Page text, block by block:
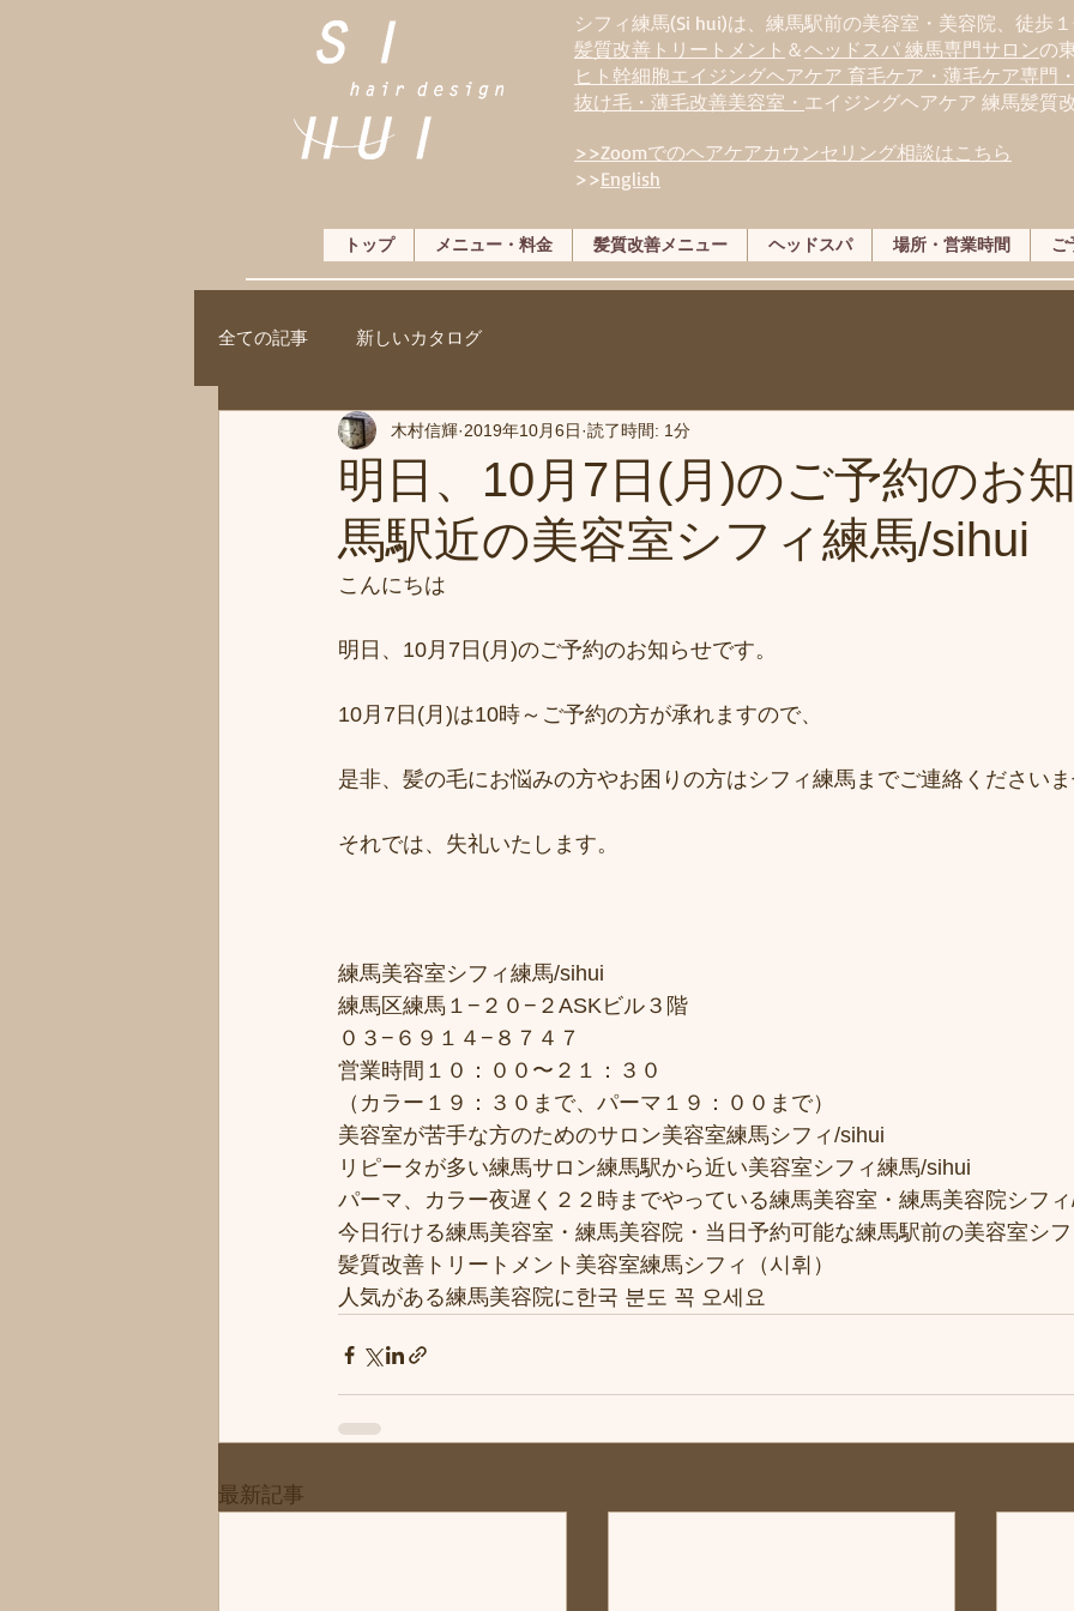
シフィ練馬(Si hui)は、 練馬駅前の美容室・美容院、徒歩
髪質改善トリートメント ＆ヘッドスパ 練馬専門サロンの
ヒト幹細胞エイジングヘアケア 育毛ケア・薄毛ケア専門
抜け毛・薄毛改善美容室・ エイジングヘアケア 練馬髪質
>>Zoomでのヘアケアカウンセリング相談はこちら
>>English
トップ メニュー・料金 髪質改善メニュー ヘッドスパ 場所・営業時間 ご
全ての記事 新しいカタログ
明日、10月7日(月)のご予約のお
馬駅近の美容室シフィ練馬/sihui
木村信輝 2019年10月6日 読了時間: 1分
こんにちは
明日、10月7日(月)のご予約のお知らせです。
10月7日(月)は10時～ご予約の方が承れますので、
是非、髪の毛にお悩みの方やお困りの方はシフィ練馬までご連絡ください
それでは、失礼いたします。
練馬美容室シフィ練馬/sihui
練馬区練馬１−２０−２ASKビル３階
０３−６９１４−８７４７
営業時間１０：００〜２１：３０
（カラー１９：３０まで、パーマ１９：００まで）
美容室が苦手な方のためのサロン美容室練馬シフィ/sihui
リピータが多い練馬サロン練馬駅から近い美容室シフィ練馬/sihui
パーマ、カラー夜遅く２２時までやっている練馬美容室・練馬美容院シフ
今日行ける練馬美容室・練馬美容院・当日予約可能な練馬駅前の美容室シ
髪質改善トリートメント美容室練馬シフィ（시휘）
人気がある練馬美容院に한국 분도 꼭 오세요
最新記事